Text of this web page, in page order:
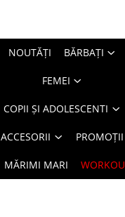
NOUTĂŢI BĂRBAŢI
FEMEI
COPII ȘI ADOLESCENTI
ACCESORII PROMOȚII
MĂRIMI MARI